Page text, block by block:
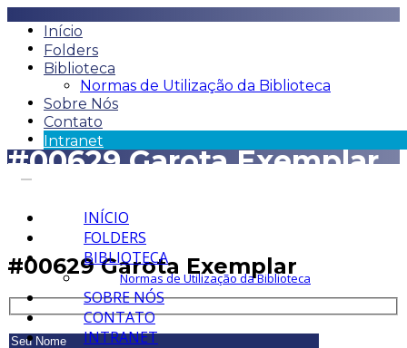
Início
Folders
Biblioteca
Normas de Utilização da Biblioteca
Sobre Nós
Contato
Intranet
INÍCIO
FOLDERS
BIBLIOTECA
Normas de Utilização da Biblioteca
SOBRE NÓS
CONTATO
INTRANET
#00629 Garota Exemplar
#00629 Garota Exemplar